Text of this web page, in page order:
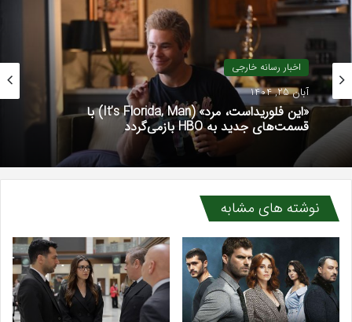
اخبار رسانه خارجی
آبان 25, 1404
«این فلوریداست، مرد» (It’s Florida, Man) با
قسمت‌های جدید به HBO بازمی‌گردد
نوشته های مشابه